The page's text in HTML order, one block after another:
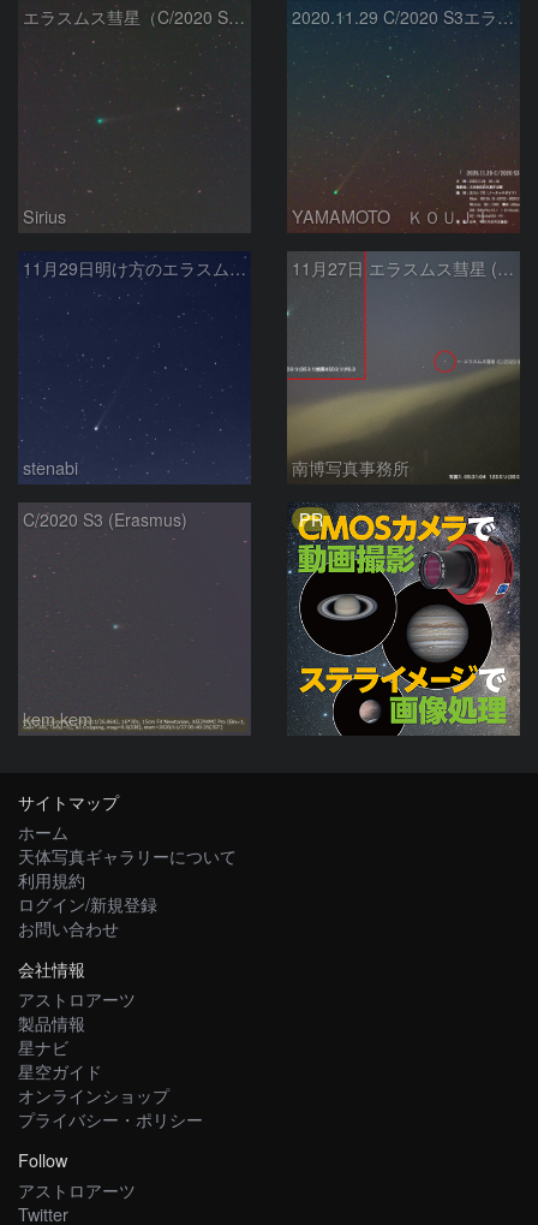
エラスムス彗星（C/2020 S3）
Sirius
2020.11.29 C/2020 S3エラスムス 彗星
YAMAMOTO ＫＯＵＪＩ
11月29日明け方のエラスムス彗星
stenabi
11月27日 エラスムス彗星 (C/2020 S3)
南博写真事務所
C/2020 S3 (Erasmus)
kem.kem
PR
サイトマップ
ホーム
天体写真ギャラリーについて
利用規約
ログイン/新規登録
お問い合わせ
会社情報
アストロアーツ
製品情報
星ナビ
星空ガイド
オンラインショップ
プライバシー・ポリシー
Follow
アストロアーツ
Twitter